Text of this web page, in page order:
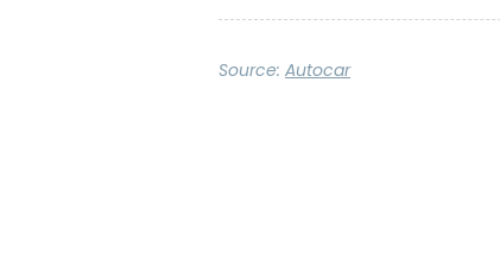
Source: Autocar